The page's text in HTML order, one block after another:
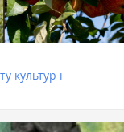
культур і